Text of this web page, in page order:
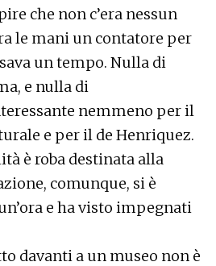
che non c’era nessun
le mani un contatore per
un tempo. Nulla di
e nulla di
nemmeno per il
e per il de Henriquez.
è roba destinata alla
comunque, si è
e ha visto impegnati
davanti a un museo non è